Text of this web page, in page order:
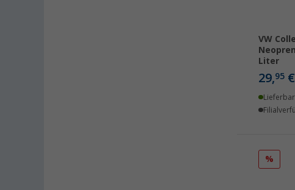
VW
Liter
29,95 €
Lieferbar
%